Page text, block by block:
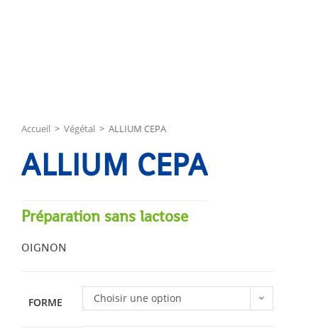
Accueil > Végétal > ALLIUM CEPA
ALLIUM CEPA
Préparation sans lactose
OIGNON
FORME Choisir une option